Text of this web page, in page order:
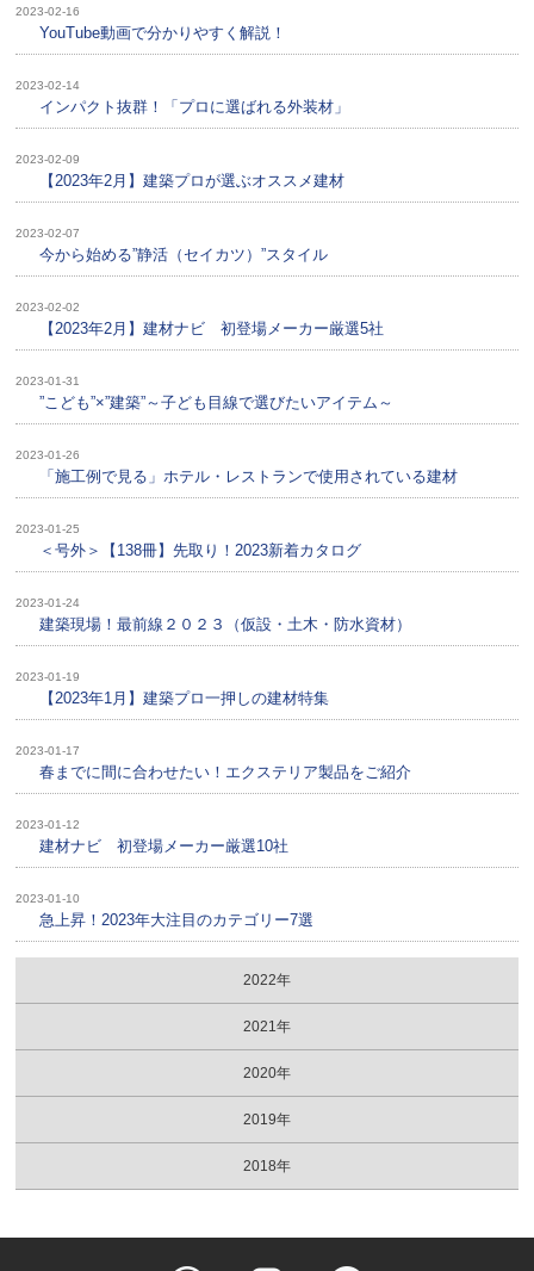
2023-02-16
YouTube動画で分かりやすく解説！
2023-02-14
インパクト抜群！「プロに選ばれる外装材」
2023-02-09
【2023年2月】建築プロが選ぶオススメ建材
2023-02-07
今から始める”静活（セイカツ）”スタイル
2023-02-02
【2023年2月】建材ナビ 初登場メーカー厳選5社
2023-01-31
”こども”×”建築”～子ども目線で選びたいアイテム～
2023-01-26
「施工例で見る」ホテル・レストランで使用されている建材
2023-01-25
＜号外＞【138冊】先取り！2023新着カタログ
2023-01-24
建築現場！最前線２０２３（仮設・土木・防水資材）
2023-01-19
【2023年1月】建築プロ一押しの建材特集
2023-01-17
春までに間に合わせたい！エクステリア製品をご紹介
2023-01-12
建材ナビ 初登場メーカー厳選10社
2023-01-10
急上昇！2023年大注目のカテゴリー7選
2022年
2021年
2020年
2019年
2018年